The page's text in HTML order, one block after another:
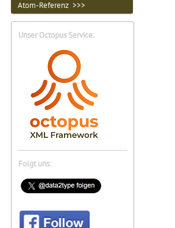
Atom-Referenz >>>
Unser Octopus Service:
Folgt uns: